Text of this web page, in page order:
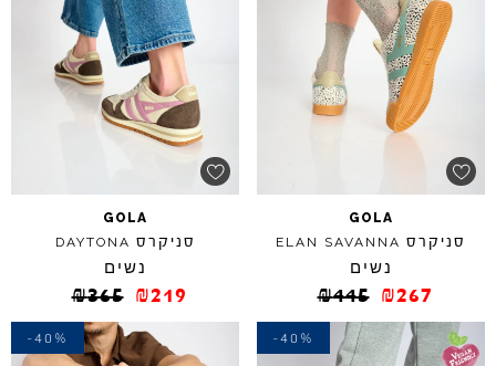
GOLA
סניקרס ELAN SAVANNA
נשים
₪445 ₪267
GOLA
סניקרס DAYTONA
נשים
₪365 ₪219
-40%
-40%